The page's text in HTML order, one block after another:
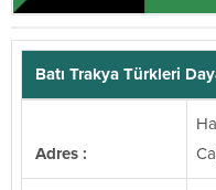
Batı Trakya Türkleri
Adres :